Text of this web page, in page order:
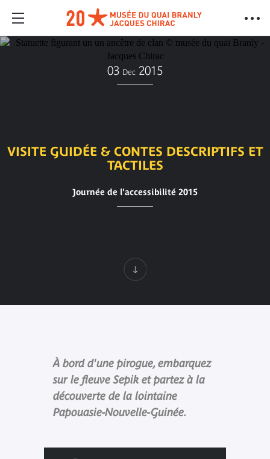
03 Dec 2015
VISITE GUIDÉE & CONTES DESCRIPTIFS ET
TACTILES
Journée de l'accessibilité 2015
À bord d'une pirogue, embarquez
sur le fleuve Sepik et partez à la
découverte de la lointaine
Papouasie-Nouvelle-Guinée.